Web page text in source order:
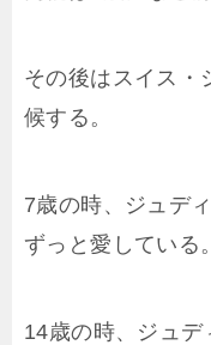
その後はスイス・
候する。
7歳の時、ジュデ
ずっと愛している。
14歳の時、ジュデ